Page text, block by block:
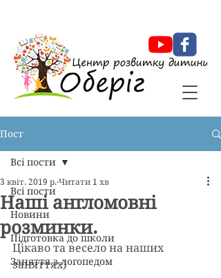
Пост
Всі пости
Новини
Підготовка до школи
Заняття з логопедом
Всі пости
Наші англомовні
розминки.
3 квіт. 2019 р. Читати 1 хв
Цікаво та весело на наших
заняттях)